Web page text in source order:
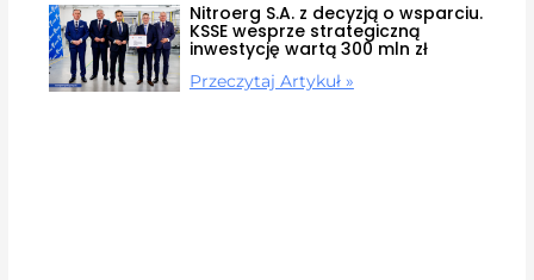
Nitroerg S.A. z decyzją o wsparciu.
KSSE wesprze strategiczną
inwestycję wartą 300 mln zł
Przeczytaj Artykuł »